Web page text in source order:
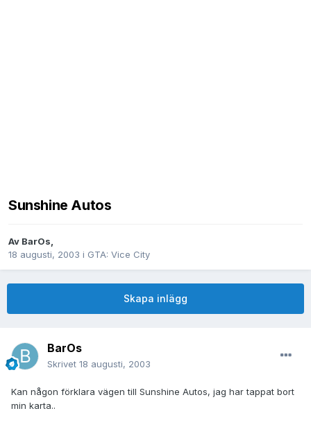
Sunshine Autos
Av BarOs,
18 augusti, 2003 i GTA: Vice City
Skapa inlägg
BarOs
Skrivet 18 augusti, 2003
Kan någon förklara vägen till Sunshine Autos, jag har tappat bort
min karta..